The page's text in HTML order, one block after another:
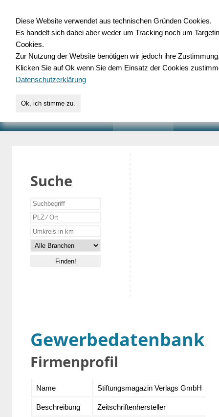
für Handwerk,
Suche
Gewerbedatenbank
Firmenprofil
Name Stiftungsmagazin Verlags GmbH
Beschreibung Zeitschriftenhersteller
Diese Website verwendet aus technischen Gründen Cookies.
Es handelt sich dabei aber weder um Tracking noch um
Cookies.
Zur Nutzung der Website benötigen wir jedoch ihre
Klicken Sie auf Ok wenn Sie dem Einsatz der Cookies
Datenschutzerklärung
Ok, ich stimme zu.